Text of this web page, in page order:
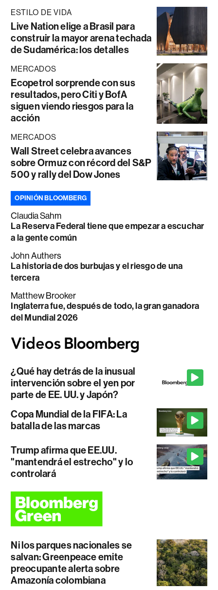
ESTILO DE VIDA
Live Nation elige a Brasil para
construir la mayor arena techada
de Sudamérica: los detalles
MERCADOS
Ecopetrol sorprende con sus
resultados, pero Citi y BofA
siguen viendo riesgos para la
acción
MERCADOS
Wall Street celebra avances
sobre Ormuz con récord del S&P
500 y rally del Dow Jones
OPINIÓN BLOOMBERG
Claudia Sahm
La Reserva Federal tiene que empezar a escuchar
a la gente común
John Authers
La historia de dos burbujas y el riesgo de una
tercera
Matthew Brooker
Inglaterra fue, después de todo, la gran ganadora
del Mundial 2026
¿Qué hay detrás de la inusual
intervención sobre el yen por
parte de EE. UU. y Japón?
Copa Mundial de la FIFA: La
batalla de las marcas
Trump afirma que EE.UU.
"mantendrá el estrecho" y lo
controlará
Ni los parques nacionales se
salvan: Greenpeace emite
preocupante alerta sobre
Amazonía colombiana